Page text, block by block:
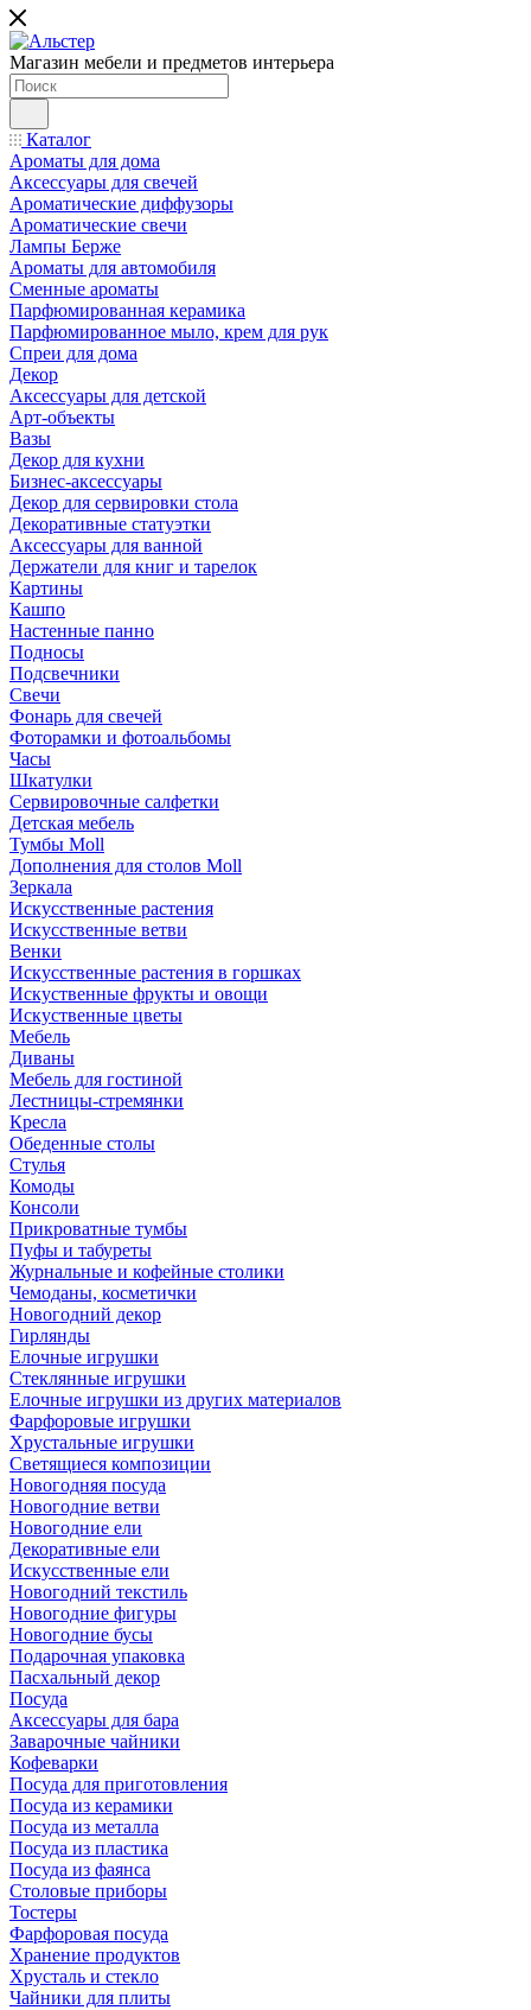
Магазин мебели и предметов интерьера
Каталог
Ароматы для дома
Аксессуары для свечей
Ароматические диффузоры
Ароматические свечи
Лампы Берже
Ароматы для автомобиля
Сменные ароматы
Парфюмированная керамика
Парфюмированное мыло, крем для рук
Спреи для дома
Декор
Аксессуары для детской
Арт-объекты
Вазы
Декор для кухни
Бизнес-аксессуары
Декор для сервировки стола
Декоративные статуэтки
Аксессуары для ванной
Держатели для книг и тарелок
Картины
Кашпо
Настенные панно
Подносы
Подсвечники
Свечи
Фонарь для свечей
Фоторамки и фотоальбомы
Часы
Шкатулки
Сервировочные салфетки
Детская мебель
Тумбы Moll
Дополнения для столов Moll
Зеркала
Искусственные растения
Искусственные ветви
Венки
Искусственные растения в горшках
Искуственные фрукты и овощи
Искуственные цветы
Мебель
Диваны
Мебель для гостиной
Лестницы-стремянки
Кресла
Обеденные столы
Стулья
Комоды
Консоли
Прикроватные тумбы
Пуфы и табуреты
Журнальные и кофейные столики
Чемоданы, косметички
Новогодний декор
Гирлянды
Елочные игрушки
Стеклянные игрушки
Елочные игрушки из других материалов
Фарфоровые игрушки
Хрустальные игрушки
Светящиеся композиции
Новогодняя посуда
Новогодние ветви
Новогодние ели
Декоративные ели
Искусственные ели
Новогодний текстиль
Новогодние фигуры
Новогодние бусы
Подарочная упаковка
Пасхальный декор
Посуда
Аксессуары для бара
Заварочные чайники
Кофеварки
Посуда для приготовления
Посуда из керамики
Посуда из металла
Посуда из пластика
Посуда из фаянса
Столовые приборы
Тостеры
Фарфоровая посуда
Хранение продуктов
Хрусталь и стекло
Чайники для плиты